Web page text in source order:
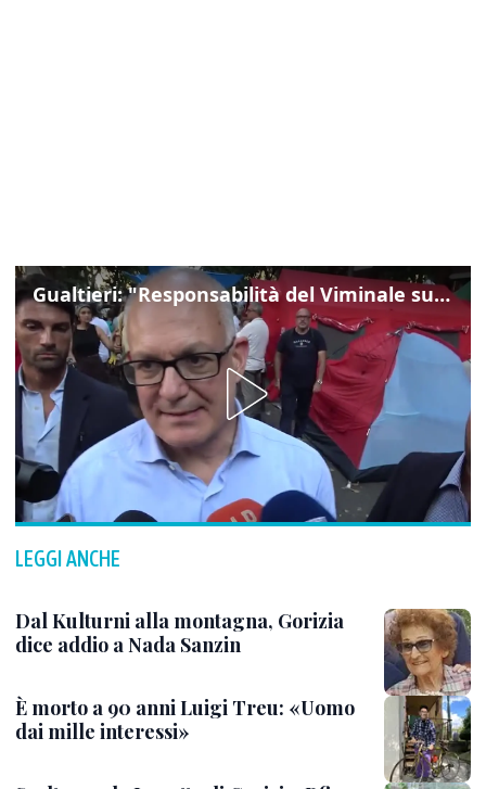
Gualtieri: "Responsabilità del Viminale su Spin Time? La posizione dei partiti è nota"
LEGGI ANCHE
Dal Kulturni alla montagna, Gorizia
dice addio a Nada Sanzin
È morto a 90 anni Luigi Treu: «Uomo
dai mille interessi»